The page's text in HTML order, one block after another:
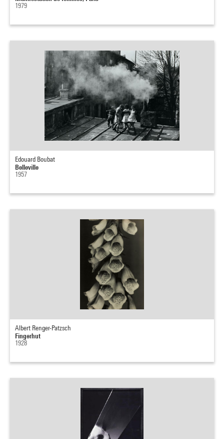
1979
Edouard Boubat
Belleville
1957
Albert Renger-Patzsch
Fingerhut
1928